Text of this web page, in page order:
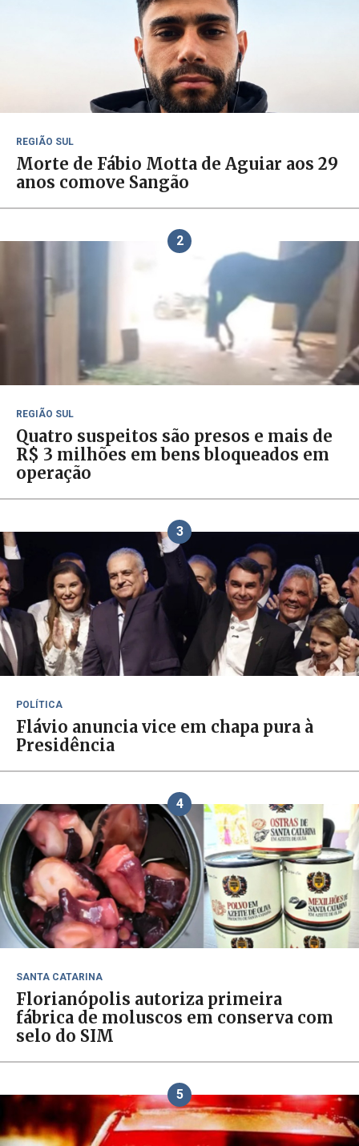
REGIÃO SUL
Morte de Fábio Motta de Aguiar aos 29
anos comove Sangão
2
REGIÃO SUL
Quatro suspeitos são presos e mais de
R$ 3 milhões em bens bloqueados em
operação
3
POLÍTICA
Flávio anuncia vice em chapa pura à
Presidência
4
SANTA CATARINA
Florianópolis autoriza primeira
fábrica de moluscos em conserva com
selo do SIM
5